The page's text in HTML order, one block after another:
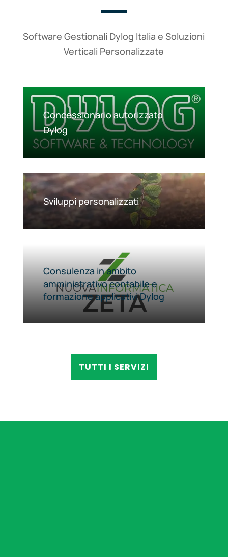
Software Gestionali Dylog Italia e Soluzioni
Verticali Personalizzate
Concessionario autorizzato
Dylog
Sviluppi personalizzati
Consulenza in ambito
amministrativo contabile e
formazione applicativi Dylog
TUTTI I SERVIZI